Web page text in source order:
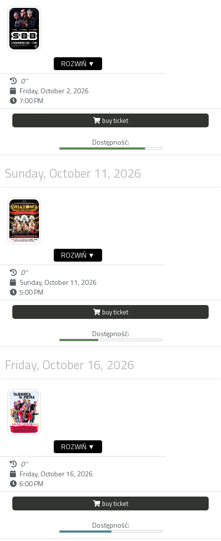
ROZWIŃ ▼
0''
Friday, October 2, 2026
7:00 PM
buy ticket
Dostępność:
Sunday, October 11, 2026
ROZWIŃ ▼
0''
Sunday, October 11, 2026
5:00 PM
buy ticket
Dostępność:
Friday, October 16, 2026
ROZWIŃ ▼
0''
Friday, October 16, 2026
6:00 PM
buy ticket
Dostępność: